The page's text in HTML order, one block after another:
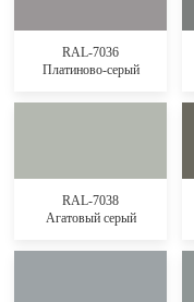
RAL-7036
Платиново-серый
RAL-7038
Агатовый серый